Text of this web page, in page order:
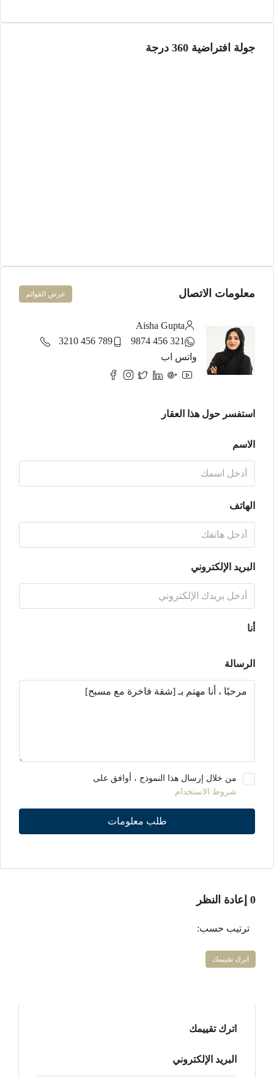
جولة افتراضية 360 درجة
معلومات الاتصال عرض القوائم
Aisha Gupta
789 456 3210
321 456 9874
واتس اب
استفسر حول هذا العقار
الاسم
الهاتف
البريد الإلكتروني
أنا
الرسالة
من خلال إرسال هذا النموذج ، أوافق على
شروط الاستخدام
طلب معلومات
0 إعادة النظر
ترتيب حسب:
اترك تقييمك
اترك تقييمك
البريد الإلكتروني